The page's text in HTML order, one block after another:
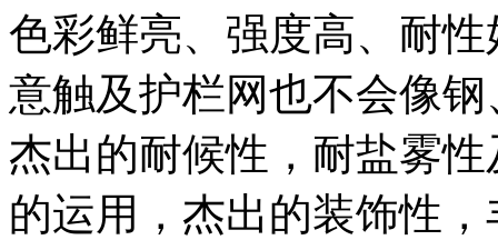
色彩鲜亮、强度高、耐
意触及护栏网也不会像
杰出的耐候性，耐盐雾
的运用，杰出的装饰性